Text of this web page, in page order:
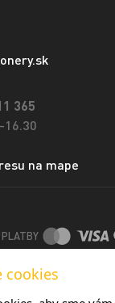
365
16.30
na mape
cookies